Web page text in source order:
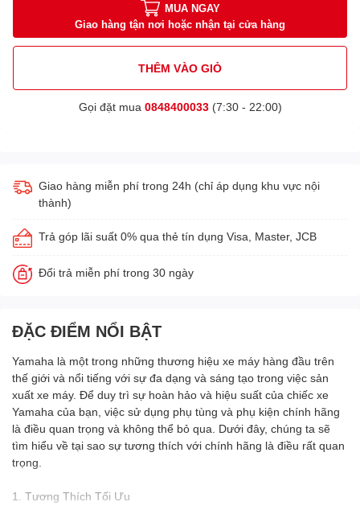
MUA NGAY
Giao hàng tận nơi hoặc nhận tại cửa hàng
THÊM VÀO GIỎ
Gọi đặt mua 0848400033(7:30 - 22:00)
Giao hàng miễn phí trong 24h (chỉ áp dụng khu vực nội
thành)
Trả góp lãi suất 0% qua thẻ tín dụng Visa, Master, JCB
Đổi trả miễn phí trong 30 ngày
ĐẶC ĐIỂM NỔI BẬT
Yamaha là một trong những thương hiệu xe máy hàng đầu trên
thế giới và nổi tiếng với sự đa dạng và sáng tạo trong việc sản
xuất xe máy. Để duy trì sự hoàn hảo và hiệu suất của chiếc xe
Yamaha của bạn, việc sử dụng phụ tùng và phụ kiện chính hãng
là điều quan trọng và không thể bỏ qua. Dưới đây, chúng ta sẽ
tìm hiểu về tại sao sự tương thích với chính hãng là điều rất quan
trọng.
1. Tương Thích Tối Ưu